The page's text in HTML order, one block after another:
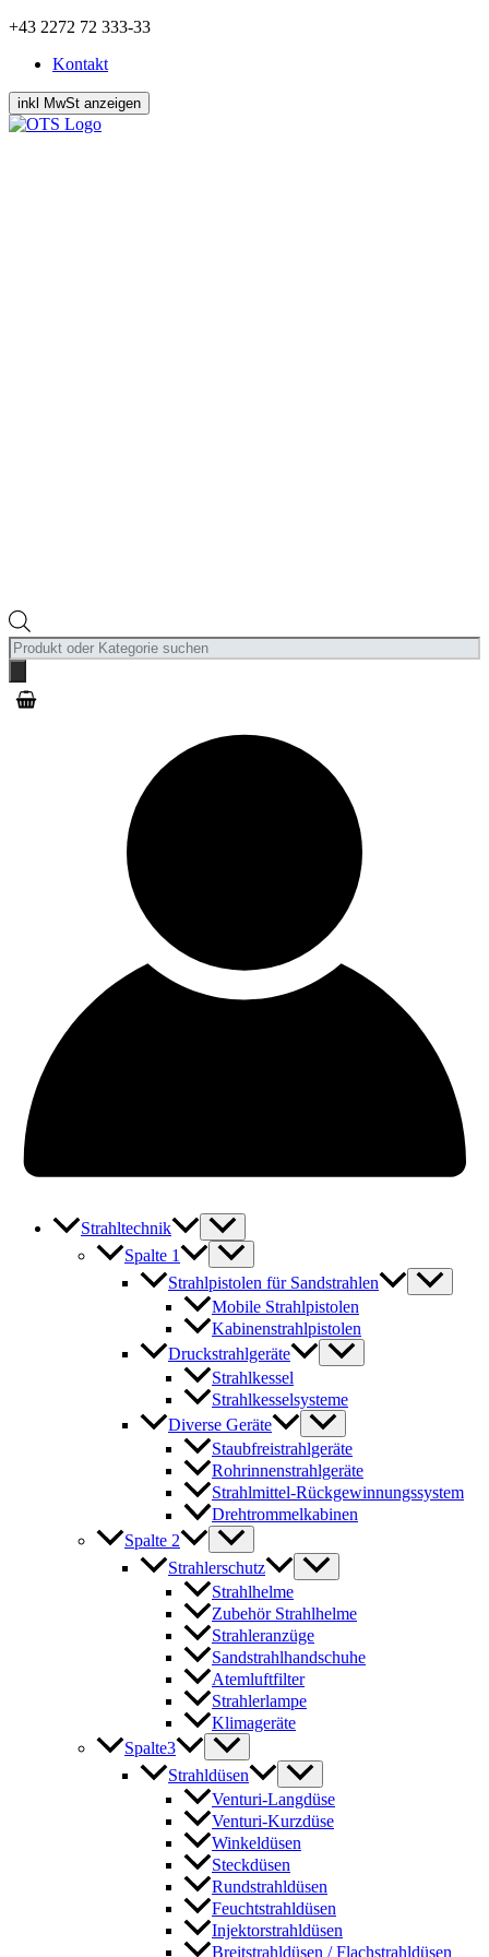
Zum
springen
+43 2272 72 333-33
Kontakt
Products
search
Strahltechnik
Spalte 1
Strahlpistolen für Sandstrahlen
Mobile Strahlpistolen
Kabinenstrahlpistolen
Druckstrahlgeräte
Strahlkessel
Strahlkesselsysteme
Diverse Geräte
Staubfreistrahlgeräte
Rohrinnenstrahlgeräte
Strahlmittel-Rückgewinnungssystem
Drehtrommelkabinen
Spalte 2
Strahlerschutz
Strahlhelme
Zubehör Strahlhelme
Strahleranzüge
Sandstrahlhandschuhe
Atemluftfilter
Strahlerlampe
Klimageräte
Spalte3
Strahldüsen
Venturi-Langdüse
Venturi-Kurzdüse
Winkeldüsen
Steckdüsen
Rundstrahldüsen
Feuchtstrahldüsen
Injektorstrahldüsen
Breitstrahldüsen / Flachstrahldüsen